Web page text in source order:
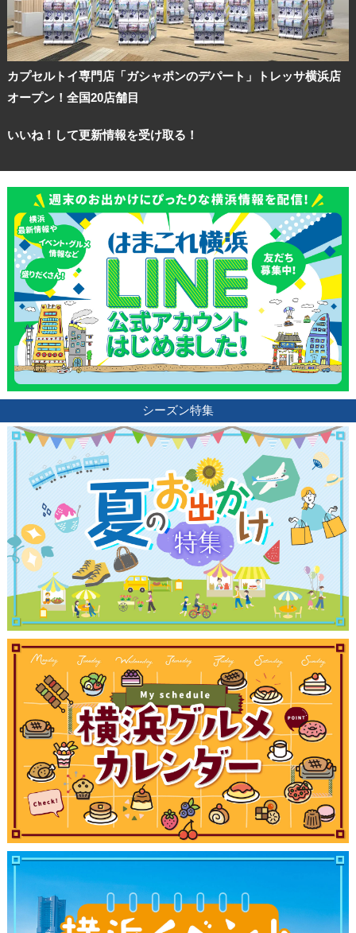
カプセルトイ専門店「ガシャポンのデパート」トレッサ横浜店
オープン！全国20店舗目
いいね！して更新情報を受け取る！
シーズン特集
観光ガイド
ランキング
ブログ記事
サイトについて